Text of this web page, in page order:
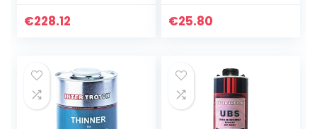
Surface Tester
€228.12
Riparazione Di
€25.80